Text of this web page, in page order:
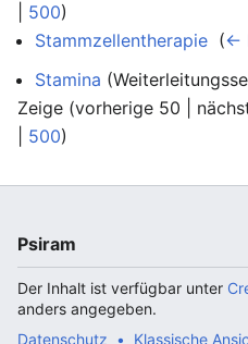
500)
Stammzellentherapie (←
Stamina
Zeige (vorherige 50 |
500)
Psiram
Der Inhalt ist verfügbar unter
anders angegeben.
Datenschutz
Klassische